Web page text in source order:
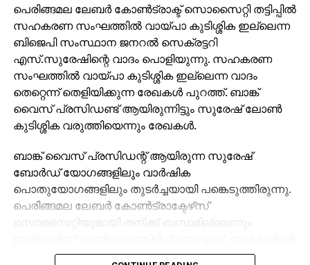
പെരിങ്ങമല ലേബര്‍ കോണ്‍ട്രാക്ട് സൊസൈറ്റി തട്ടിപ്പില്‍
സഹകരണ സംഘത്തില്‍ വായ്പാ കുടിശ്ശിക ഇല്ലെന്ന
ബിജെപി സംസ്ഥാന ജനറല്‍ സെക്രട്ടറി
എസ്.സുരേഷിന്റെ വാദം പൊളിയുന്നു. സഹകരണ
സംഘത്തില്‍ വായ്പാ കുടിശ്ശിക ഇല്ലെന്ന വാദം
തെറ്റെന്ന് തെളിയിക്കുന്ന രേഖകള്‍ പുറത്ത്. ബാങ്ക്
വൈസ് പ്രസിഡണ്ട് ആയിരുന്നിട്ടും സുരേഷ് ലോണ്‍
കുടിശ്ശിക വരുത്തിയെന്നും രേഖകള്‍.
ബാങ്ക് വൈസ് പ്രസിഡന്റ് ആയിരുന്ന സുരേഷ്
ബോര്‍ഡ് യോഗങ്ങളിലും വാര്‍ഷിക
പൊതുയോഗങ്ങളിലും തുടര്‍ച്ചയായി പങ്കെടുത്തിരുന്നു.
പെരിങ്ങമല ലേബര്‍ കോണ്‍ട്രാക്ടേഴ്‌സ്
സൊസൈറ്റിയുമായി തനിക്ക് ബന്ധമില്ലെന്നും
ഇതുവരെയുള്ള വാദം തെറ്റൊന്നു തെളിയിക്കുന്ന